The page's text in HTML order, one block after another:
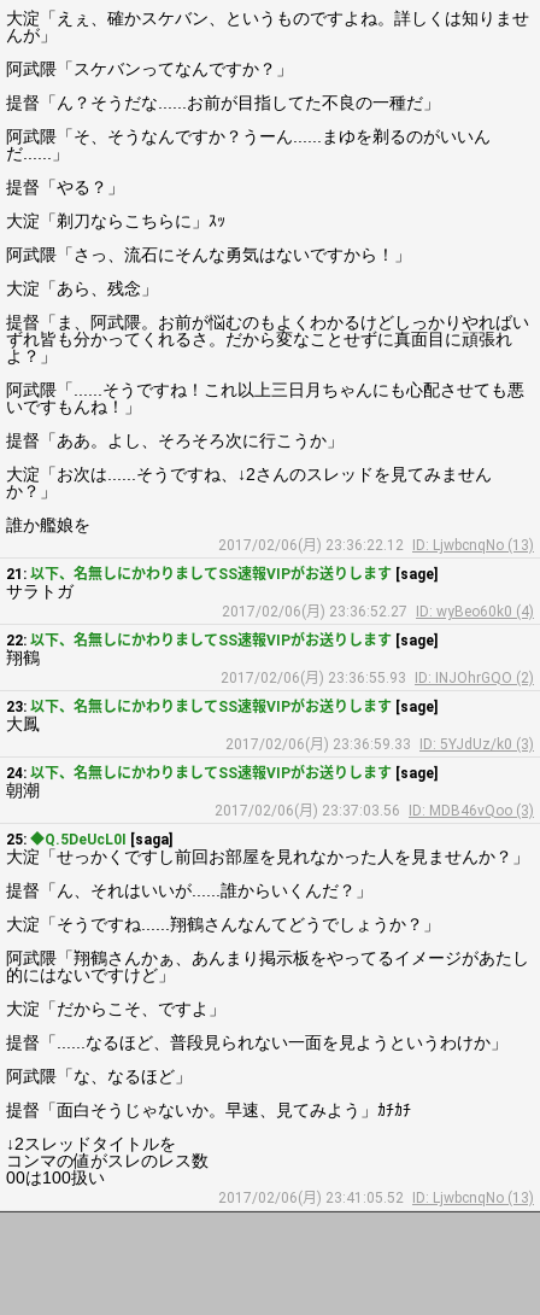
大淀「えぇ、確かスケバン、というものですよね。詳しくは知りませ
んが」
阿武隈「スケバンってなんですか？」
提督「ん？そうだな......お前が目指してた不良の一種だ」
阿武隈「そ、そうなんですか？うーん......まゆを剃るのがいいん
だ......」
提督「やる？」
大淀「剃刀ならこちらに」ｽｯ
阿武隈「さっ、流石にそんな勇気はないですから！」
大淀「あら、残念」
提督「ま、阿武隈。お前が悩むのもよくわかるけどしっかりやればい
ずれ皆も分かってくれるさ。だから変なことせずに真面目に頑張れ
よ？」
阿武隈「......そうですね！これ以上三日月ちゃんにも心配させても悪
いですもんね！」
提督「ああ。よし、そろそろ次に行こうか」
大淀「お次は......そうですね、↓2さんのスレッドを見てみません
か？」
誰か艦娘を
2017/02/06(月) 23:36:22.12
ID: LjwbcnqNo (13)
21: 以下、名無しにかわりましてSS速報VIPがお送りします [sage]
サラトガ
2017/02/06(月) 23:36:52.27
ID: wyBeo60k0 (4)
22: 以下、名無しにかわりましてSS速報VIPがお送りします [sage]
翔鶴
2017/02/06(月) 23:36:55.93
ID: INJOhrGQO (2)
23: 以下、名無しにかわりましてSS速報VIPがお送りします [sage]
大鳳
2017/02/06(月) 23:36:59.33
ID: 5YJdUz/k0 (3)
24: 以下、名無しにかわりましてSS速報VIPがお送りします [sage]
朝潮
2017/02/06(月) 23:37:03.56
ID: MDB46vQoo (3)
25: ◆Q.5DeUcL0I [saga]
大淀「せっかくですし前回お部屋を見れなかった人を見ませんか？」
提督「ん、それはいいが......誰からいくんだ？」
大淀「そうですね......翔鶴さんなんてどうでしょうか？」
阿武隈「翔鶴さんかぁ、あんまり掲示板をやってるイメージがあたし
的にはないですけど」
大淀「だからこそ、ですよ」
提督「......なるほど、普段見られない一面を見ようというわけか」
阿武隈「な、なるほど」
提督「面白そうじゃないか。早速、見てみよう」ｶﾁｶﾁ
↓2スレッドタイトルを
コンマの値がスレのレス数
00は100扱い
2017/02/06(月) 23:41:05.52 ID: LjwbcnqNo (13)